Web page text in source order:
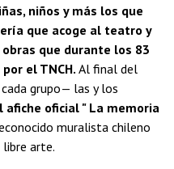
niños y más los que
que acoge al teatro y
que durante los 83
el TNCH.Al final del
grupo— las y los
afiche oficial " La memoria
muralista chileno
arte.